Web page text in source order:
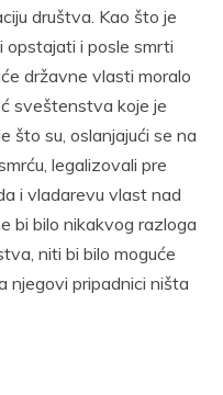
društva. Kao što je
opstajati i posle smrti
državne vlasti moralo
sveštenstva koje je
što su, oslanjajući se na
legalizovali pre
i vladarevu vlast nad
bi bilo nikakvog razloga
niti bi bilo moguće
njegovi pripadnici ništa